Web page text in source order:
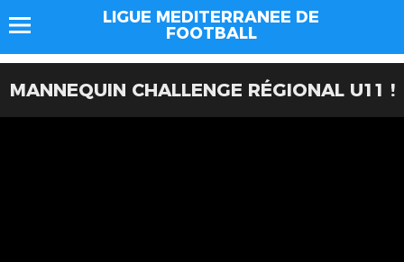
LIGUE MEDITERRANEE DE
FOOTBALL
MANNEQUIN CHALLENGE RÉGIONAL U11 !